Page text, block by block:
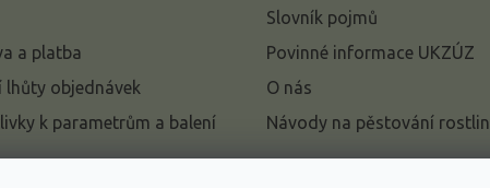
a platba
lhůty objednávek
k parametrům a balení
Slovník pojmů
Povinné informace UKZÚZ
O nás
Návody na pěstování rostlin